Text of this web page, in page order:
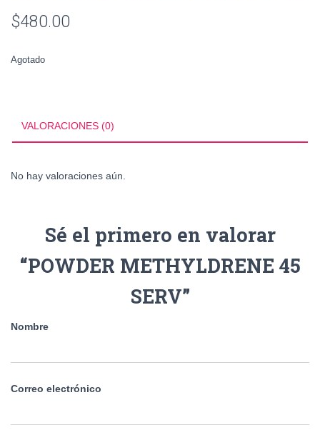
$480.00
Agotado
VALORACIONES (0)
No hay valoraciones aún.
Sé el primero en valorar
“POWDER METHYLDRENE 45
SERV”
Nombre
Correo electrónico